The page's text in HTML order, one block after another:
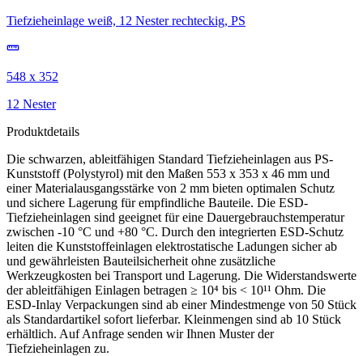
Tiefzieheinlage weiß, 12 Nester rechteckig, PS
548 x 352
12 Nester
Produktdetails
Die schwarzen, ableitfähigen Standard Tiefzieheinlagen aus PS-
Kunststoff (Polystyrol) mit den Maßen 553 x 353 x 46 mm und
einer Materialausgangsstärke von 2 mm bieten optimalen Schutz
und sichere Lagerung für empfindliche Bauteile. Die ESD-
Tiefzieheinlagen sind geeignet für eine Dauergebrauchstemperatur
zwischen -10 °C und +80 °C. Durch den integrierten ESD-Schutz
leiten die Kunststoffeinlagen elektrostatische Ladungen sicher ab
und gewährleisten Bauteilsicherheit ohne zusätzliche
Werkzeugkosten bei Transport und Lagerung. Die Widerstandswerte
der ableitfähigen Einlagen betragen ≥ 10⁴ bis < 10¹¹ Ohm. Die
ESD-Inlay Verpackungen sind ab einer Mindestmenge von 50 Stück
als Standardartikel sofort lieferbar. Kleinmengen sind ab 10 Stück
erhältlich. Auf Anfrage senden wir Ihnen Muster der
Tiefzieheinlagen zu.